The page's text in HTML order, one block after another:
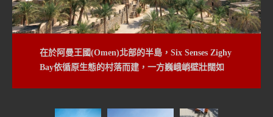
在於阿曼王國(Omen)北部的半島，Six Senses Zighy
Bay依循原生態的村落而建，一方巍峨峭壁壯闊如
近年來很流行到杜拜旅行，不妨考慮Six Senses
Zighy Bay，將給予您全新的旅遊體驗！